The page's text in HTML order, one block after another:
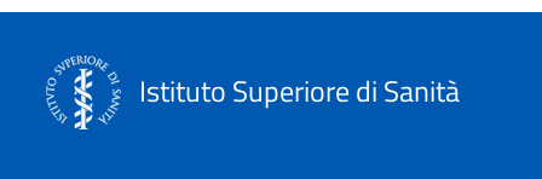
Istituto Superiore di Sanità